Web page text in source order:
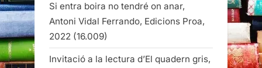
Si entra boira no tendré on anar,
Antoni Vidal Ferrando, Edicions Proa,
2022 (16.009)
Invitació a la lectura d’El quadern gris,